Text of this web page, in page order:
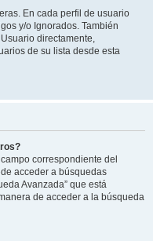
En cada perfil de usuario
y/o Ignorados. También
directamente,
de su lista desde esta
correspondiente del
acceder a búsquedas
Avanzada” que está
de acceder a la búsqueda